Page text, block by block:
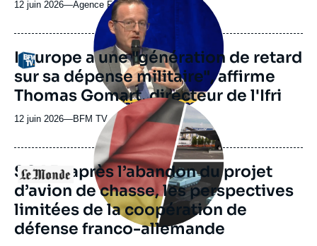
12 juin 2026—Nom
journal,
revue
ou
émission
Agence France Presse
Logo
médiatique
L'Europe a une "génération de retard
sur sa dépense militaire", affirme
Thomas Gomart, directeur de l'Ifri
12 juin 2026—Nom
journal,
ou
émission
BFM TV
Logo
Image
principale
médiatique
SCAF : après l’abandon du projet
d’avion de chasse, les perspectives
limitées de la coopération de
défense franco-allemande